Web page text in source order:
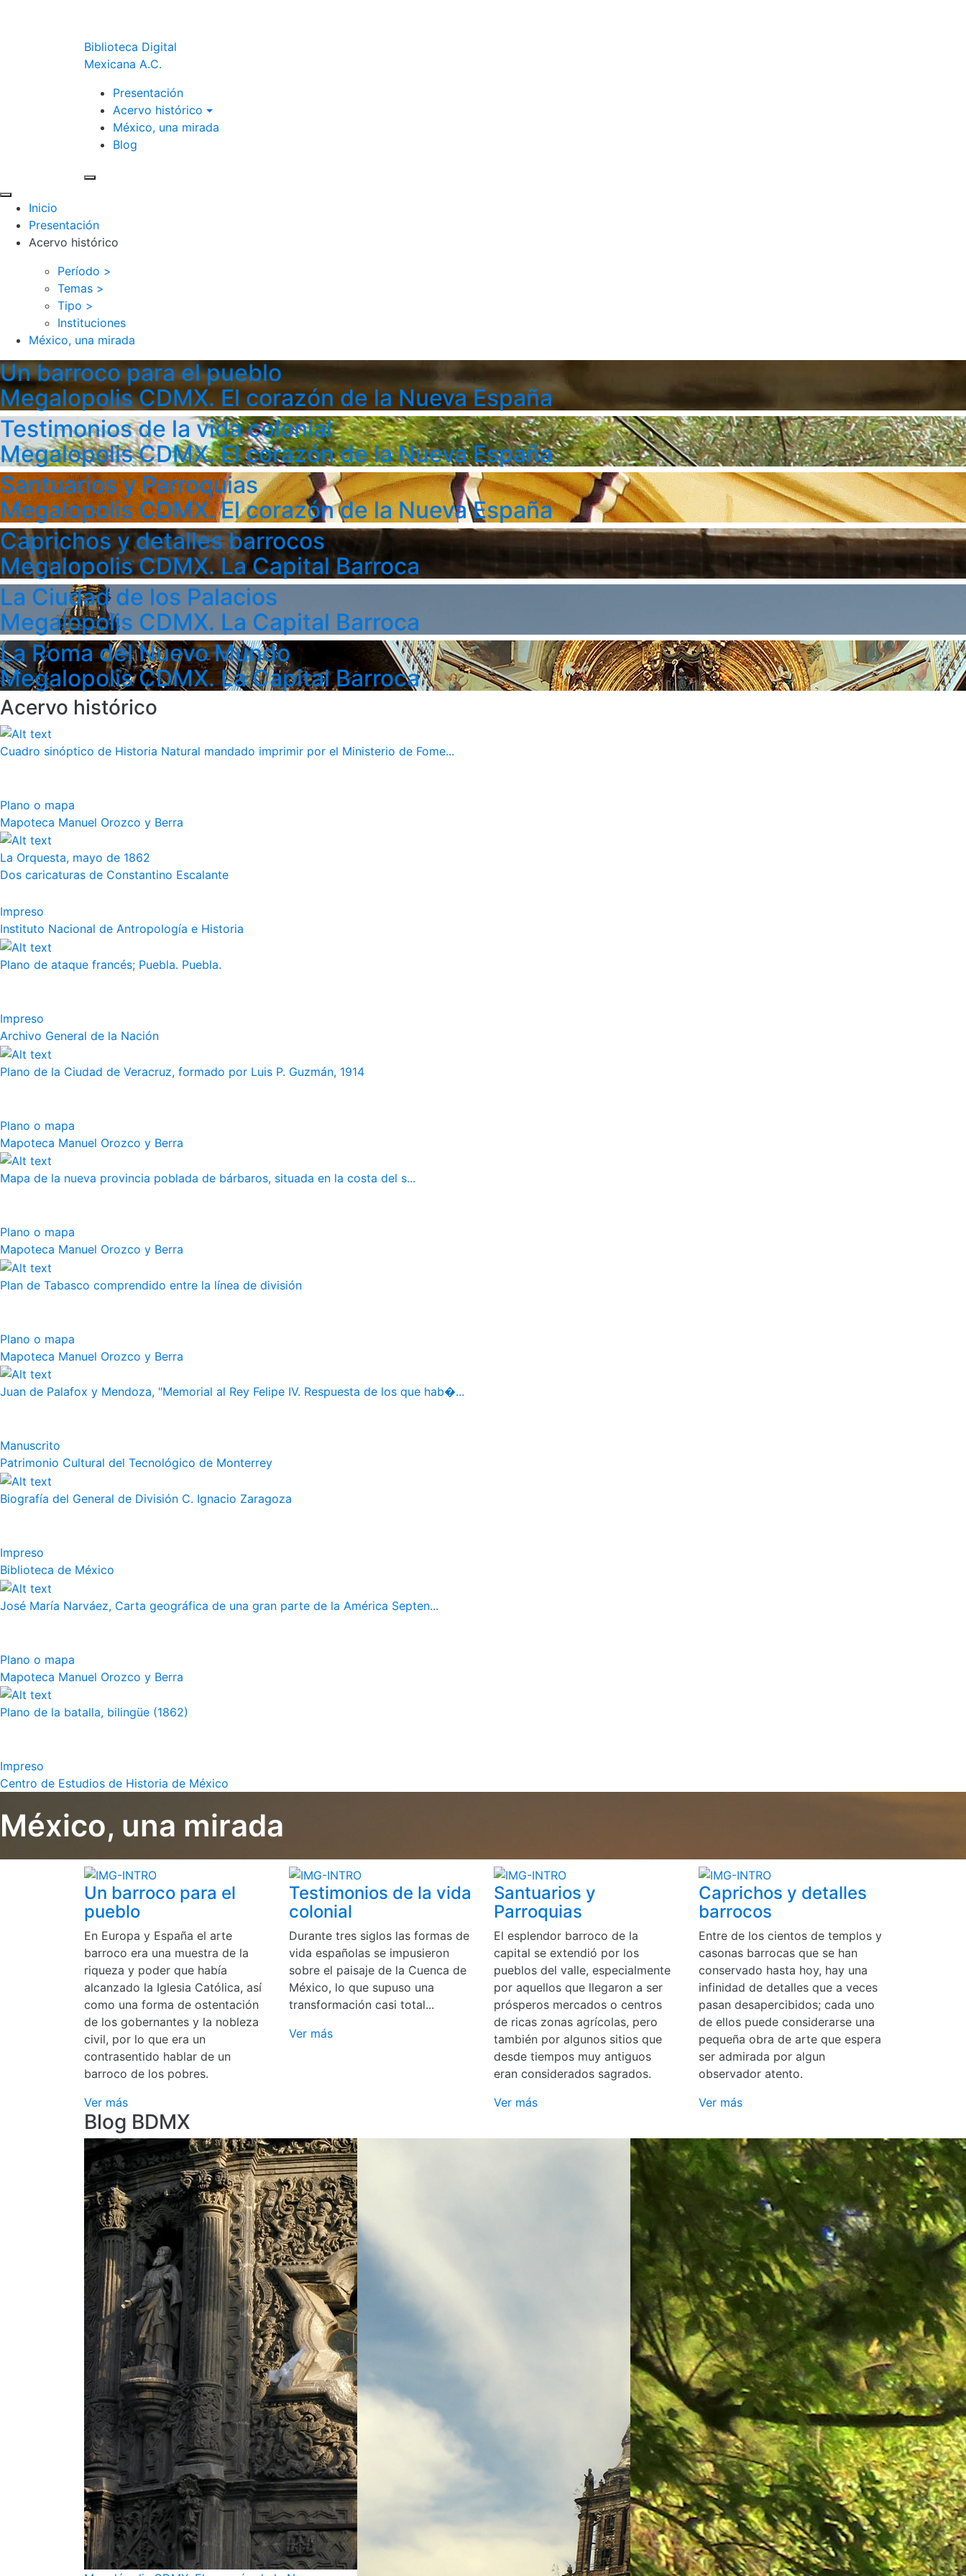
Biblioteca Digital
Mexicana A.C.
Presentación
Acervo histórico
México, una mirada
Blog
Inicio
Presentación
Acervo histórico
Período >
Temas >
Tipo >
Instituciones
México, una mirada
Un barroco para el pueblo
Megalopolis CDMX. El corazón de la Nueva España
Testimonios de la vida colonial
Megalopolis CDMX. El corazón de la Nueva España
Santuarios y Parroquias
Megalopolis CDMX. El corazón de la Nueva España
Caprichos y detalles barrocos
Megalopolis CDMX. La Capital Barroca
La Ciudad de los Palacios
Megalopolis CDMX. La Capital Barroca
La Roma del Nuevo Mundo
Megalopolis CDMX. La Capital Barroca
Acervo histórico
Cuadro sinóptico de Historia Natural mandado imprimir por el Ministerio de Fome...
Plano o mapa
Mapoteca Manuel Orozco y Berra
La Orquesta, mayo de 1862
Dos caricaturas de Constantino Escalante
Impreso
Instituto Nacional de Antropología e Historia
Plano de ataque francés; Puebla. Puebla.
Impreso
Archivo General de la Nación
Plano de la Ciudad de Veracruz, formado por Luis P. Guzmán, 1914
Plano o mapa
Mapoteca Manuel Orozco y Berra
Mapa de la nueva provincia poblada de bárbaros, situada en la costa del s...
Plano o mapa
Mapoteca Manuel Orozco y Berra
Plan de Tabasco comprendido entre la línea de división
Plano o mapa
Mapoteca Manuel Orozco y Berra
Juan de Palafox y Mendoza, "Memorial al Rey Felipe IV. Respuesta de los que hab�...
Manuscrito
Patrimonio Cultural del Tecnológico de Monterrey
Biografía del General de División C. Ignacio Zaragoza
Impreso
Biblioteca de México
José María Narváez, Carta geográfica de una gran parte de la América Septen...
Plano o mapa
Mapoteca Manuel Orozco y Berra
Plano de la batalla, bilingüe (1862)
Impreso
Centro de Estudios de Historia de México
México, una mirada
Un barroco para el
pueblo
En Europa y España el arte
barroco era una muestra de la
riqueza y poder que había
alcanzado la Iglesia Católica, así
como una forma de ostentación
de los gobernantes y la nobleza
civil, por lo que era un
contrasentido hablar de un
barroco de los pobres.
Ver más
Testimonios de la vida
colonial
Durante tres siglos las formas de
vida españolas se impusieron
sobre el paisaje de la Cuenca de
México, lo que supuso una
transformación casi total...
Ver más
Santuarios y
Parroquias
El esplendor barroco de la
capital se extendió por los
pueblos del valle, especialmente
por aquellos que llegaron a ser
prósperos mercados o centros
de ricas zonas agrícolas, pero
también por algunos sitios que
desde tiempos muy antiguos
eran considerados sagrados.
Ver más
Caprichos y detalles
barrocos
Entre de los cientos de templos y
casonas barrocas que se han
conservado hasta hoy, hay una
infinidad de detalles que a veces
pasan desapercibidos; cada uno
de ellos puede considerarse una
pequeña obra de arte que espera
ser admirada por algun
observador atento.
Ver más
Blog BDMX